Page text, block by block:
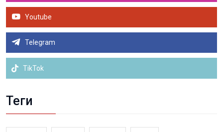
Youtube
Telegram
TikTok
Теги